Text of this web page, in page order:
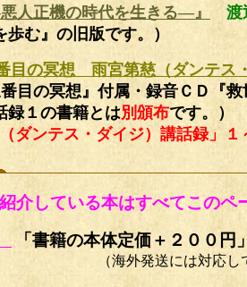
人正機の時代を生きる―』
渡
歩む』の旧版です。）
目の冥想 雨宮第慈（ダンテス
番目の冥想』付属・録音ＣＤ『救
録１の書籍とは別頒布です。 ）
ダンテス・ダイジ）講話録」１
介している本はすべてこのペ
「書籍の本体定価＋２００円」
は対応しておりま